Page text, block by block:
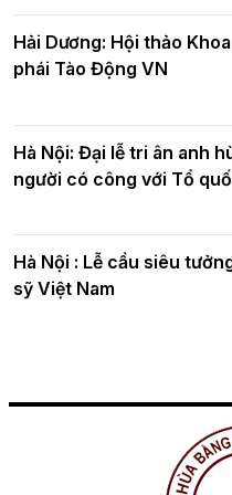
Hải Dương: Hội thảo
phái Tào Động VN
Hà Nội: Đại lễ tri ân anh
người có công với Tổ
Hà Nội : Lễ cầu siêu
sỹ Việt Nam